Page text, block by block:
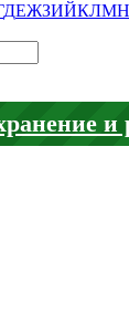
ДЕЖЗИЙКЛМН